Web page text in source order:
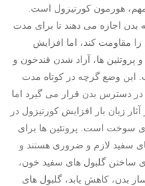
هورمون کورتیزول است.
بدن اجازه می دهند تا برای مدت
مقاومت کند، اما افزایش
پروتئین ها، آزاد شدن قندخون و
وضع گرچه در کوتاه مدت
دسترس بدن قرار می گیرد اما
زیان بار افزایش کورتیزول در
سوخت است. پروتئین ها برای
سفید لازم و ضروری هستند و
ساختن گلبول های سفید خون،
کاهش یابد، گلبول های